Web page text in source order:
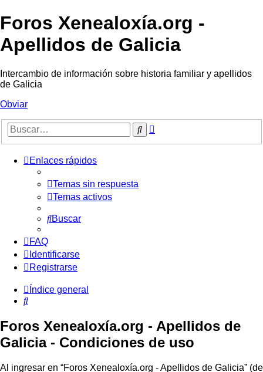
Foros Xenealoxía.org -
Apellidos de Galicia
Intercambio de información sobre historia familiar y apellidos
de Galicia
Obviar
Buscar
Enlaces rápidos
Temas sin respuesta
Temas activos
Buscar
FAQ
Identificarse
Registrarse
Índice general
Buscar
Foros Xenealoxía.org - Apellidos de
Galicia - Condiciones de uso
Al ingresar en “Foros Xenealoxía.org - Apellidos de Galicia” (de